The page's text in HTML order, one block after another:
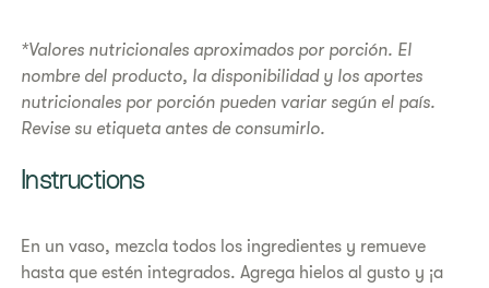
*Valores nutricionales aproximados por porción. El
nombre del producto, la disponibilidad y los aportes
nutricionales por porción pueden variar según el país.
Revise su etiqueta antes de consumirlo.
​​Instructions​
En un vaso, mezcla todos los ingredientes y remueve
hasta que estén integrados. Agrega hielos al gusto y ¡a